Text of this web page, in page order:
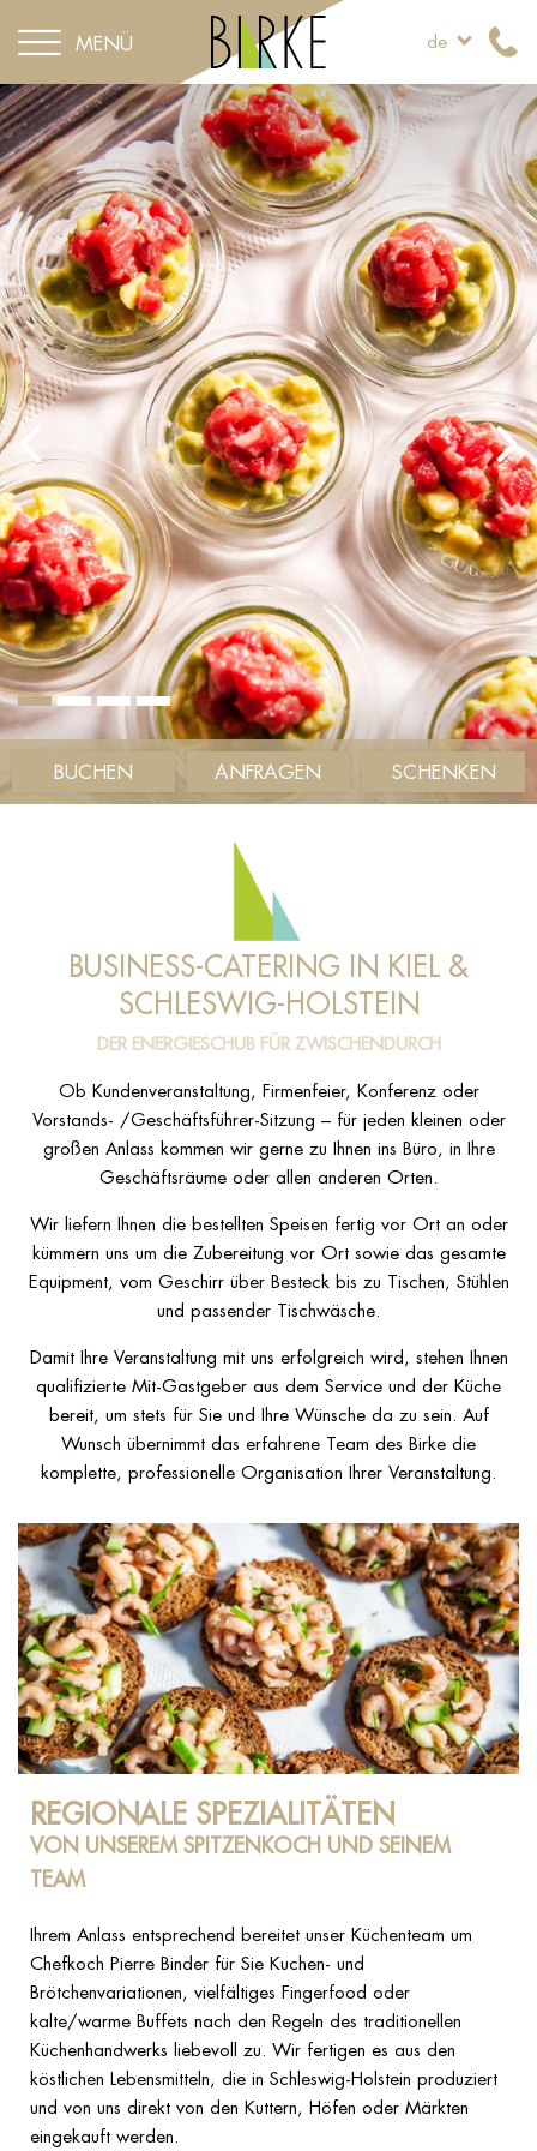
MENÜ de
BUCHEN ANFRAGEN SCHENKEN
BUSINESS-CATERING IN KIEL &
SCHLESWIG-HOLSTEIN
DER ENERGIESCHUB FÜR ZWISCHENDURCH
Ob Kundenveranstaltung, Firmenfeier, Konferenz oder
Vorstands- /Geschäftsführer-Sitzung – für jeden kleinen oder
großen Anlass kommen wir gerne zu Ihnen ins Büro, in Ihre
Geschäftsräume oder allen anderen Orten.
Wir liefern Ihnen die bestellten Speisen fertig vor Ort an oder
kümmern uns um die Zubereitung vor Ort sowie das gesamte
Equipment, vom Geschirr über Besteck bis zu Tischen, Stühlen
und passender Tischwäsche.
Damit Ihre Veranstaltung mit uns erfolgreich wird, stehen Ihnen
qualifizierte Mit-Gastgeber aus dem Service und der Küche
bereit, um stets für Sie und Ihre Wünsche da zu sein. Auf
Wunsch übernimmt das erfahrene Team des Birke die
komplette, professionelle Organisation Ihrer Veranstaltung.
REGIONALE SPEZIALITÄTEN
VON UNSEREM SPITZENKOCH UND SEINEM
TEAM
Ihrem Anlass entsprechend bereitet unser Küchenteam um
Chefkoch Pierre Binder für Sie Kuchen- und
Brötchenvariationen, vielfältiges Fingerfood oder
kalte/warme Buffets nach den Regeln des traditionellen
Küchenhandwerks liebevoll zu. Wir fertigen es aus den
köstlichen Lebensmitteln, die in Schleswig-Holstein produziert
und von uns direkt von den Kuttern, Höfen oder Märkten
eingekauft werden.